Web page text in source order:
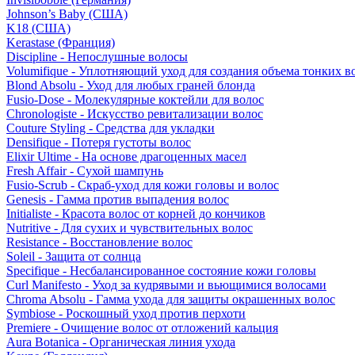
Johnson’s Baby (США)
K18 (США)
Kerastase (Франция)
Discipline - Непослушные волосы
Volumifique - Уплотняющий уход для создания объема тонких
Blond Absolu - Уход для любых граней блонда
Fusio-Dose - Молекулярные коктейли для волос
Chronologiste - Искусство ревитализации волос
Couture Styling - Средства для укладки
Densifique - Потеря густоты волос
Elixir Ultime - На основе драгоценных масел
Fresh Affair - Сухой шампунь
Fusio-Scrub - Скраб-уход для кожи головы и волос
Genesis - Гамма против выпадения волос
Initialiste - Красота волос от корней до кончиков
Nutritive - Для сухих и чувствительных волос
Resistance - Восстановление волос
Soleil - Защита от солнца
Specifique - Несбалансированное состояние кожи головы
Curl Manifesto - Уход за кудрявыми и вьющимися волосами
Chroma Absolu - Гамма ухода для защиты окрашенных волос
Symbiose - Роскошный уход против перхоти
Premiere - Очищение волос от отложений кальция
Aura Botanica - Органическая линия ухода